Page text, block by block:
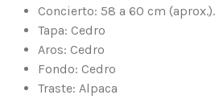
Concierto: 58 a 60 cm (aprox.).
Tapa: Cedro
Aros: Cedro
Fondo: Cedro
Traste: Alpaca